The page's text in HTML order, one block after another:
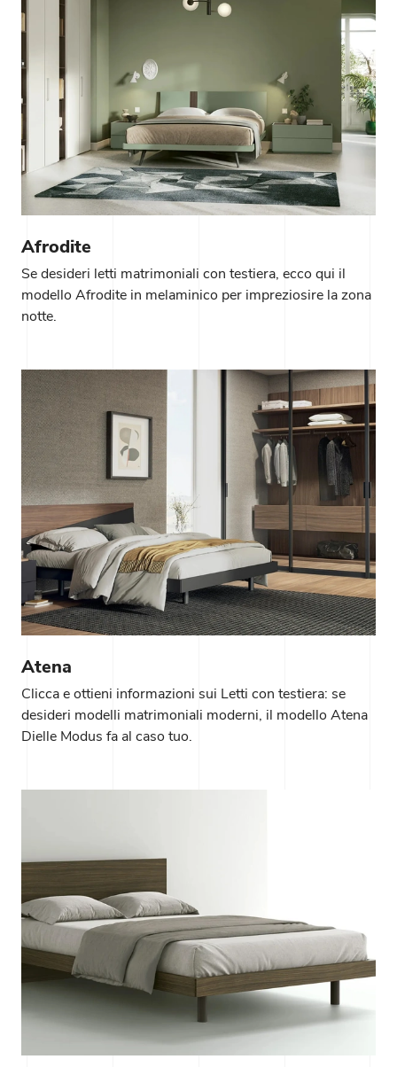
Afrodite
Se desideri letti matrimoniali con testiera, ecco qui il
modello Afrodite in melaminico per impreziosire la zona
notte.
Atena
Clicca e ottieni informazioni sui Letti con testiera: se
desideri modelli matrimoniali moderni, il modello Atena
Dielle Modus fa al caso tuo.